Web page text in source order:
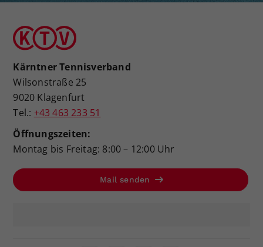
Kärntner Tennisverband
Wilsonstraße 25
9020 Klagenfurt
Tel.: +43 463 233 51
Öffnungszeiten:
Montag bis Freitag: 8:00 – 12:00 Uhr
Mail senden